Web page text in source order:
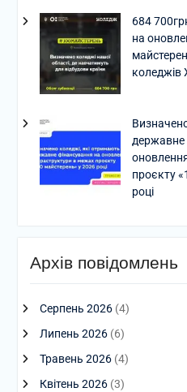
684
на
коледжів
державне
проєкту
році
Архів повідомлень
Серпень 2026(4)
Липень 2026(6)
Травень 2026(4)
Квітень 2026(3)